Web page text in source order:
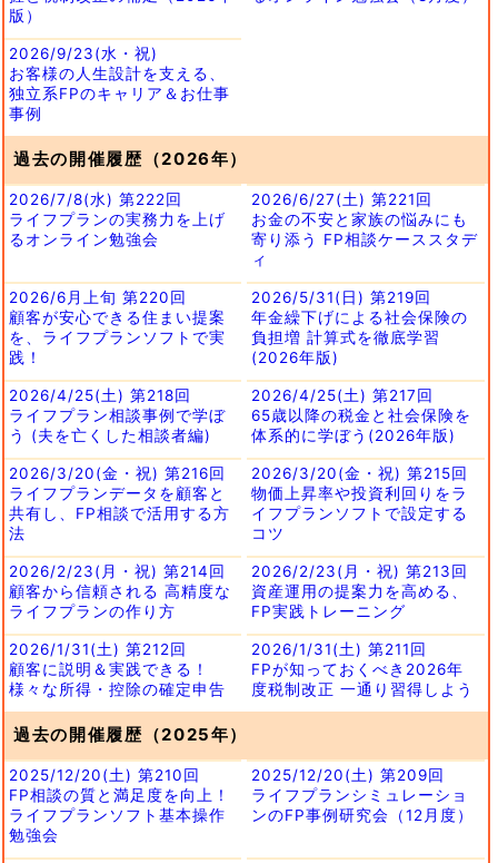
版）
2026/9/23(水・祝)
お客様の人生設計を支える、
独立系FPのキャリア＆お仕事
事例
過去の開催履歴（2026年）
2026/7/8(水) 第222回
ライフプランの実務力を上げ
るオンライン勉強会
2026/6/27(土) 第221回
お金の不安と家族の悩みにも
寄り添う FP相談ケーススタデ
ィ
2026/6月上旬 第220回
顧客が安心できる住まい提案
を、ライフプランソフトで実
践！
2026/5/31(日) 第219回
年金繰下げによる社会保険の
負担増 計算式を徹底学習
(2026年版)
2026/4/25(土) 第218回
ライフプラン相談事例で学ぼ
う (夫を亡くした相談者編)
2026/4/25(土) 第217回
65歳以降の税金と社会保険を
体系的に学ぼう(2026年版)
2026/3/20(金・祝) 第216回
ライフプランデータを顧客と
共有し、FP相談で活用する方
法
2026/3/20(金・祝) 第215回
物価上昇率や投資利回りをラ
イフプランソフトで設定する
コツ
2026/2/23(月・祝) 第214回
顧客から信頼される 高精度な
ライフプランの作り方
2026/2/23(月・祝) 第213回
資産運用の提案力を高める、
FP実践トレーニング
2026/1/31(土) 第212回
顧客に説明＆実践できる！
様々な所得・控除の確定申告
2026/1/31(土) 第211回
FPが知っておくべき2026年
度税制改正 一通り習得しよう
過去の開催履歴（2025年）
2025/12/20(土) 第210回
FP相談の質と満足度を向上！
ライフプランソフト基本操作
勉強会
2025/12/20(土) 第209回
ライフプランシミュレーショ
ンのFP事例研究会（12月度）